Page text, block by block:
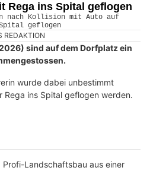
Rega ins Spital geflogen
REDAKTION
sind auf dem Dorfplatz ein
wurde dabei unbestimmt
ins Spital geflogen werden.